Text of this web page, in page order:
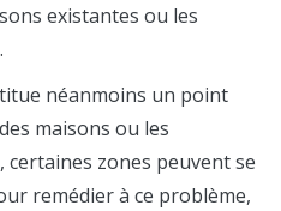
existantes ou les
néanmoins un point
maisons ou les
zones peuvent se
remédier à ce problème,